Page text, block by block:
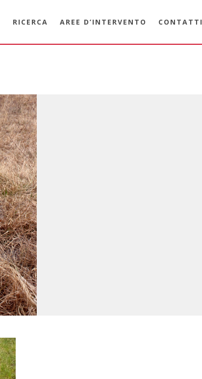
RICERCA AREE D’INTERVENTO CONTATTI